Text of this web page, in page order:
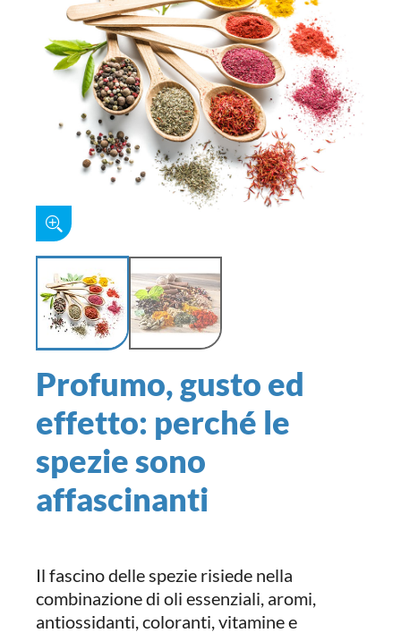
Profumo, gusto ed
effetto: perché le
spezie sono
affascinanti
Il fascino delle spezie risiede nella
combinazione di oli essenziali, aromi,
antiossidanti, coloranti, vitamine e